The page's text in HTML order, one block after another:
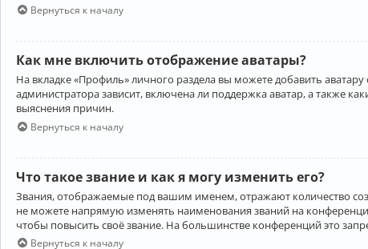
Вернуться к началу
Как мне включить отображение аватары?
На вкладке «Профиль» личного раздела вы можете добавить
администратора зависит, включена ли поддержка аватар, а также
выяснения причин.
Вернуться к началу
Что такое звание и как я могу изменить его?
Звания, отображаемые под вашим именем, отражают количество
не можете напрямую изменять наименования званий на
чтобы повысить своё звание. На большинстве конференций это
Вернуться к началу